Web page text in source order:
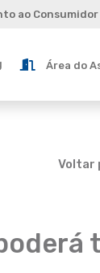
ao Consumidor
Área do
Voltar